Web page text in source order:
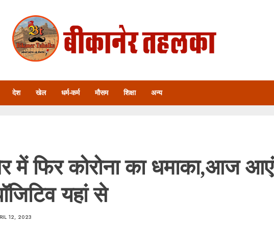
देश खेल धर्म-कर्म मौसम शिक्षा अन्य
में फिर कोरोना का धमाका,आज आएं
यहां से
12, 2023